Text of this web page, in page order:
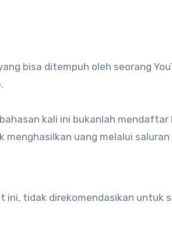
kali ini bukanlah
uang melalui saluran
ini, tidak direkomendasikan untuk